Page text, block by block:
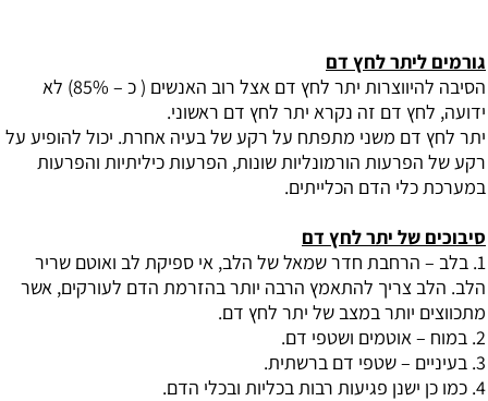
גורמים ליתר לחץ דם
הסיבה להיווצרות יתר לחץ דם אצל רוב האנשים ( כ – 85%) לא
ידועה, לחץ דם זה נקרא יתר לחץ דם ראשוני.
יתר לחץ דם משני מתפתח על רקע של בעיה אחרת. יכול להופיע על
רקע של הפרעות הורמונליות שונות, הפרעות כיליתיות והפרעות
במערכת כלי הדם הכלייתים.
סיבוכים של יתר לחץ דם
1. בלב – הרחבת חדר שמאל של הלב, אי ספיקת לב ואוטם שריר
הלב. הלב צריך להתאמץ הרבה יותר בהזרמת הדם לעורקים, אשר
מתכווצים יותר במצב של יתר לחץ דם.
2. במוח – אוטמים ושטפי דם.
3. בעיניים – שטפי דם ברשתית.
4. כמו כן ישנן פגיעות רבות בכליות ובכלי הדם.